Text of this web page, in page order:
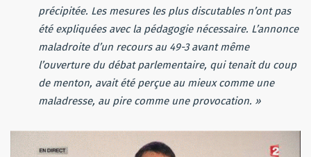
précipitée. Les mesures les plus discutables n’ont pas
été expliquées avec la pédagogie nécessaire. L’annonce
maladroite d’un recours au 49-3 avant même
l’ouverture du débat parlementaire, qui tenait du coup
de menton, avait été perçue au mieux comme une
maladresse, au pire comme une provocation. »